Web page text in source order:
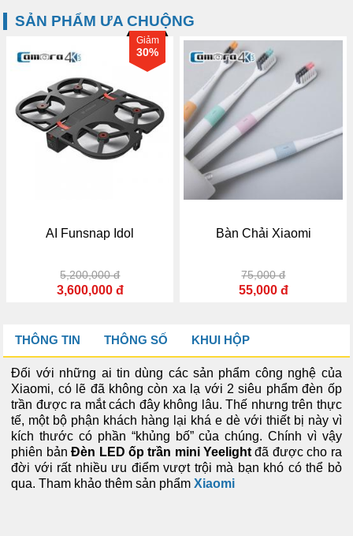
SẢN PHẨM ƯA CHUỘNG
30%
Idol
5,200,000 đ
đ
Bàn Chải Xiaomi
THÔNG TIN THÔNG SỐ KHUI HỘP
Đối với những ai tin dùng các sản phẩm công nghệ của
Xiaomi, có lẽ đã không còn xa lạ với 2 siêu phẩm đèn ốp
trần được ra mắt cách đây không lâu. Thế nhưng trên thực
tế, một bộ phận khách hàng lại khá e dè với thiết bị này vì
kích thước có phần “khủng bố” của chúng. Chính vì vậy
phiên bảnĐèn LED ốp trần mini Yeelightđã được cho ra
đời với rất nhiều ưu điểm vượt trội mà bạn khó có thể bỏ
qua. Tham khảo thêm sản phẩmXiaomi